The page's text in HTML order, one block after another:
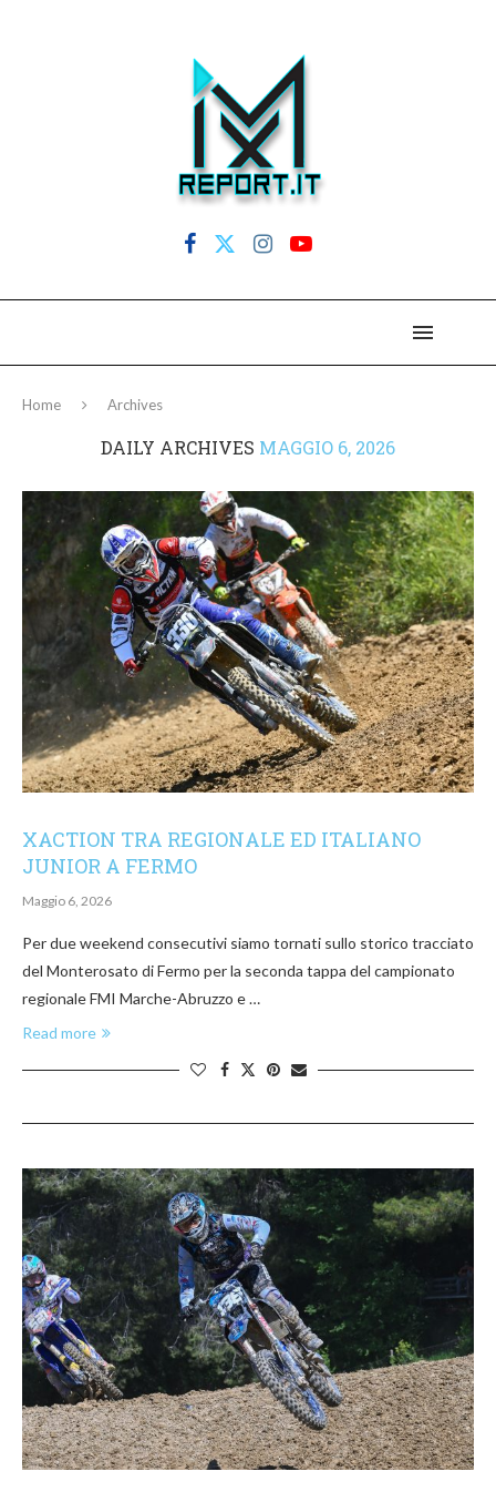
Home Archives
DAILY ARCHIVES MAGGIO 6, 2026
XACTION TRA REGIONALE ED ITALIANO
JUNIOR A FERMO
Maggio 6, 2026
Per due weekend consecutivi siamo tornati sullo storico tracciato
del Monterosato di Fermo per la seconda tappa del campionato
regionale FMI Marche-Abruzzo e …
Read more